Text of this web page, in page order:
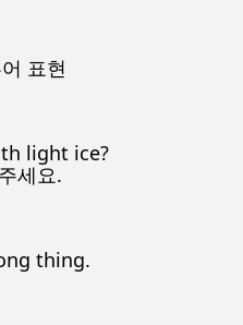
표현
light ice?
세요.
thing.